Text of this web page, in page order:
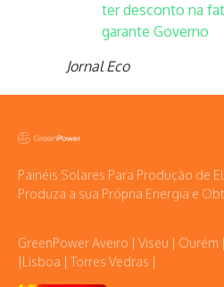
ter desconto na
garante Governo
Jornal Eco
Painéis Solares Para Produção de
Produza a sua Própria Energia e
GreenPower Aveiro | Viseu | Ourém
|Lisboa | Torres Vedras |